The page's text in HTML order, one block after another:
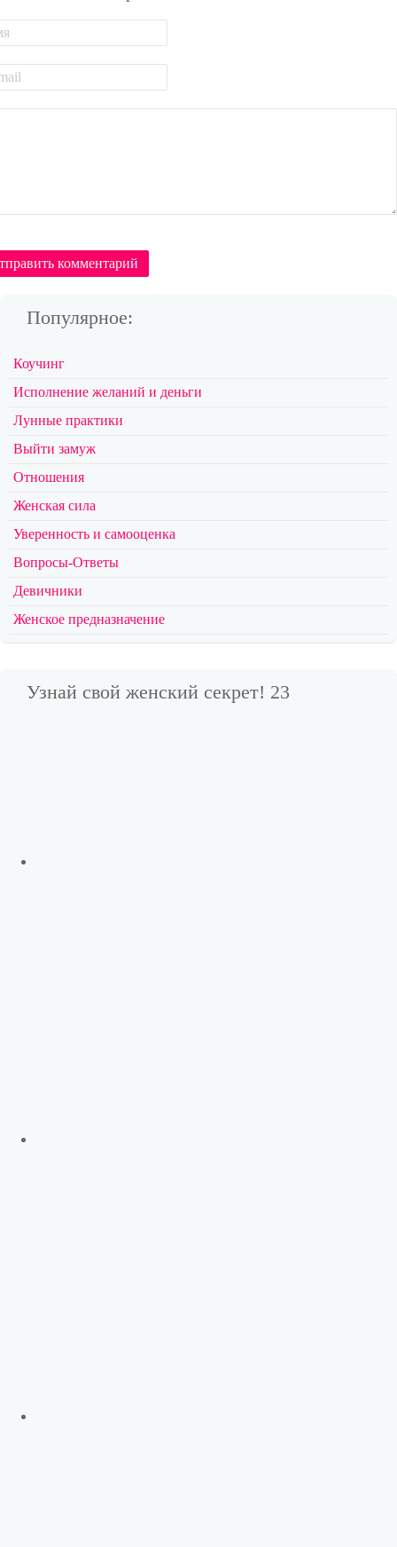
комментарий
Популярное:
Коучинг
Исполнение желаний и деньги
Лунные практики
Выйти замуж
Отношения
Женская сила
Уверенность и самооценка
Вопросы-Ответы
Девичники
Женское предназначение
Узнай свой женский секрет! 23